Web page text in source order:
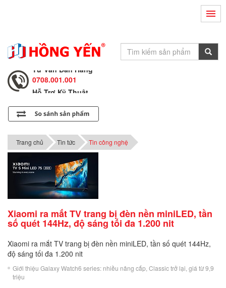
0708.002.002
Tư Vấn Bán Hàng
0708.001.001
Hỗ Trợ Kỹ Thuật
0708.002.002
Tư Vấn Bán Hàng
0708.001.001
Trang chủ Tin tức Tin công nghệ
Xiaomi ra mắt TV trang bị đèn nền miniLED, tần
số quét 144Hz, độ sáng tối đa 1.200 nit
Xiaomi ra mắt TV trang bị đèn nền miniLED, tần số quét 144Hz,
độ sáng tối đa 1.200 nit
Giới thiệu Galaxy Watch6 series: nhiều nâng cấp, Classic trở lại, giá từ 9,9
triệu